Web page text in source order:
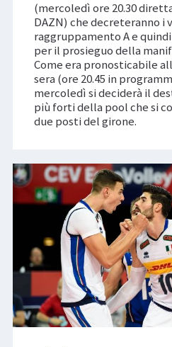
(mercoledì ore 20.30
DAZN) che decreteranno i
raggruppamento A e
per il prosieguo della
Come era pronosticabile
sera (ore 20.45 in
mercoledì si deciderà il
più forti della pool che si
due posti del girone.